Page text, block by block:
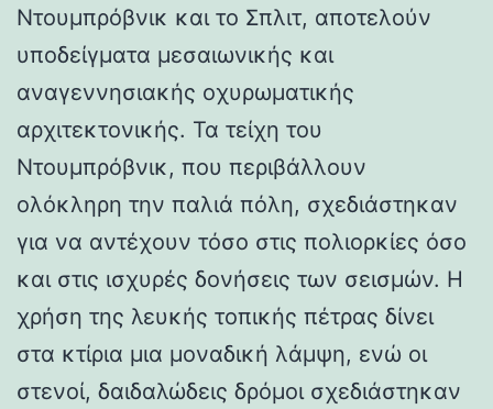
Ντουμπρόβνικ και το Σπλιτ, αποτελούν
υποδείγματα μεσαιωνικής και
αναγεννησιακής οχυρωματικής
αρχιτεκτονικής. Τα τείχη του
Ντουμπρόβνικ, που περιβάλλουν
ολόκληρη την παλιά πόλη, σχεδιάστηκαν
για να αντέχουν τόσο στις πολιορκίες όσο
και στις ισχυρές δονήσεις των σεισμών. Η
χρήση της λευκής τοπικής πέτρας δίνει
στα κτίρια μια μοναδική λάμψη, ενώ οι
στενοί, δαιδαλώδεις δρόμοι σχεδιάστηκαν